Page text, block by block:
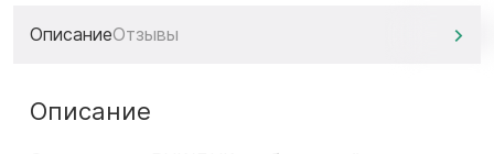
ОписаниеОтзывы
Описание